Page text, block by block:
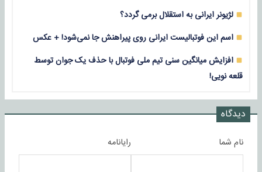
لژیونر ایرانی به استقلال برمی گردد؟
اسم این فوتبالیست ایرانی روی پیراهنش جا نمی‌شود! + عکس
افزایش میانگین سنی تیم ملی فوتبال با حذف یک جوان توسط
قلعه نویی!
دیدگاه
نام شما رایانامه